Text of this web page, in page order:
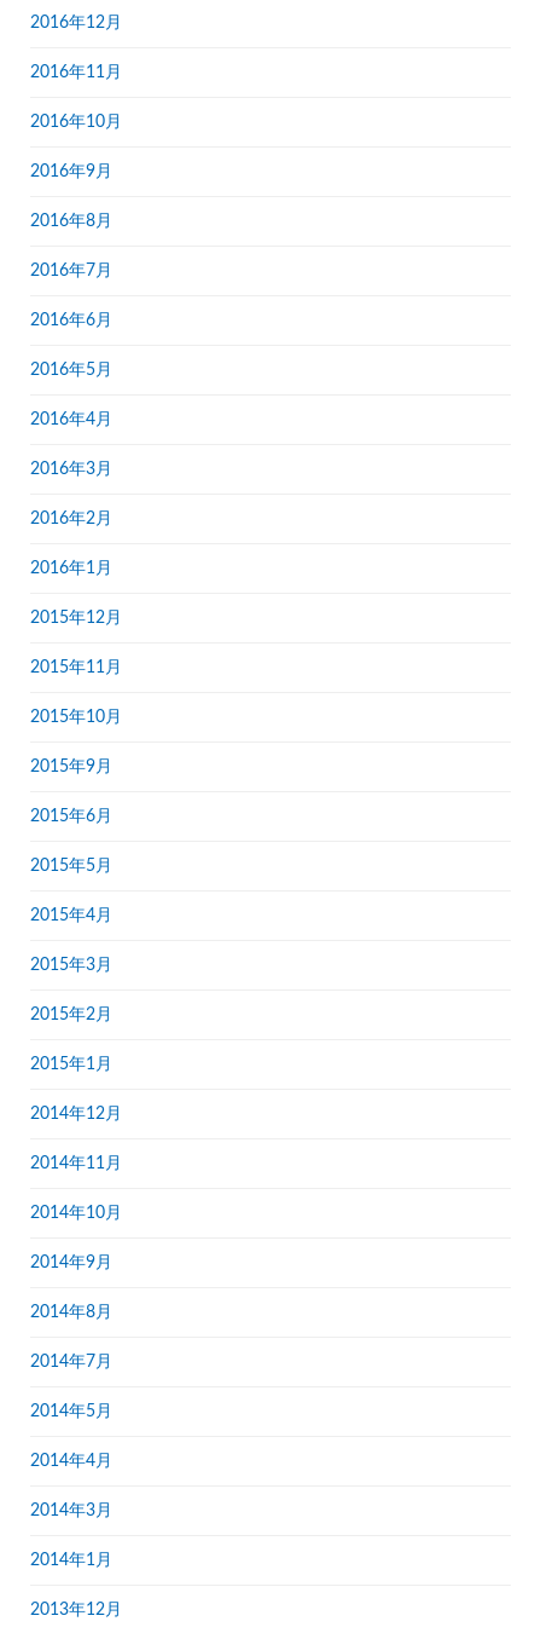
2016年12月
2016年11月
2016年10月
2016年9月
2016年8月
2016年7月
2016年6月
2016年5月
2016年4月
2016年3月
2016年2月
2016年1月
2015年12月
2015年11月
2015年10月
2015年9月
2015年6月
2015年5月
2015年4月
2015年3月
2015年2月
2015年1月
2014年12月
2014年11月
2014年10月
2014年9月
2014年8月
2014年7月
2014年5月
2014年4月
2014年3月
2014年1月
2013年12月